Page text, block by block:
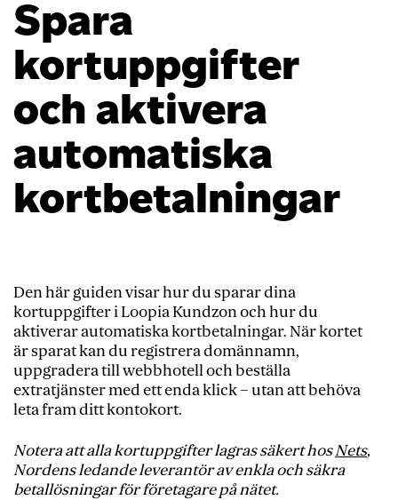
Spara
kortuppgifter
och aktivera
automatiska
kortbetalningar
Den här guiden visar hur du sparar dina
kortuppgifter i Loopia Kundzon och hur du
aktiverar automatiska kortbetalningar. När kortet
är sparat kan du registrera domännamn,
uppgradera till webbhotell och beställa
extratjänster med ett enda klick – utan att behöva
leta fram ditt kontokort.
Notera att alla kortuppgifter lagras säkert hosNets,
Nordens ledande leverantör av enkla och säkra
betallösningar för företagare på nätet.